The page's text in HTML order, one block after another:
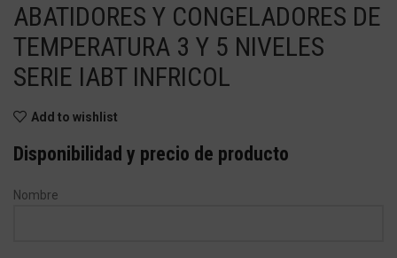
ABATIDORES Y CONGELADORES DE
TEMPERATURA 3 Y 5 NIVELES
SERIE IABT INFRICOL
Add to wishlist
Disponibilidad y precio de producto
Nombre